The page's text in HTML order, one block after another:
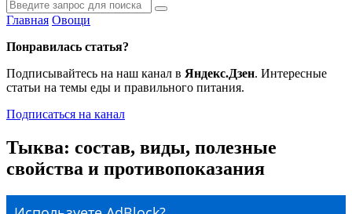
Главная Овощи
Понравилась статья?
Подписывайтесь на наш канал в Яндекс.Дзен. Интересные
статьи на темы еды и правильного питания.
Подписаться на канал
Тыква: состав, виды, полезные
свойства и противопоказания